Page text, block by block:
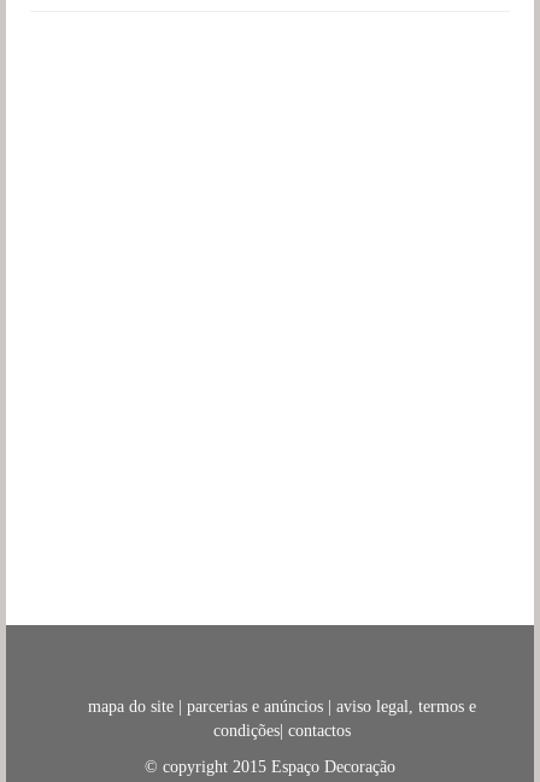
mapa do site | parcerias e anúncios | aviso legal, termos e
condições| contactos
© copyright 2015 Espaço Decoração